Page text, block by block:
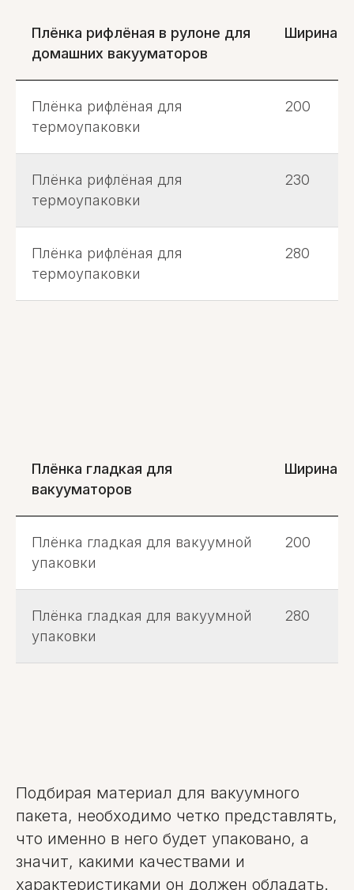
Плёнка рифлёная в рулоне для
домашних вакууматоров
Ширина,
Плёнка рифлёная для
термоупаковки
200
Плёнка рифлёная для
термоупаковки
230
Плёнка рифлёная для
термоупаковки
280
Плёнка гладкая для
вакууматоров
Ширина,
Плёнка гладкая для вакуумной
упаковки
200
Плёнка гладкая для вакуумной
упаковки
280
Подбирая материал для вакуумного
пакета, необходимо четко представлять,
что именно в него будет упаковано, а
значит, какими качествами и
характеристиками он должен обладать.